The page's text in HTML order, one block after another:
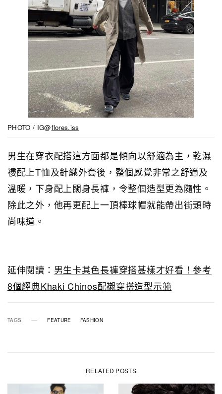
PHOTO / IG@flores.iss
男生在穿衣配搭這方面都是傾向以舒適為主，乾濕
褸配上T恤及針織外套後，整個感覺非常之舒適及
溫暖，下身配上闊身長褲，令整個造型更為隨性。
除此之外，他再更配上一頂棒球帽就能帶出街頭時
尚味道。
延伸閱讀： 男生卡其色長褲穿搭甚樣才好看！參考
8個經典Khaki Chinos配襯穿搭造型示範
TAGS FEATURE FASHION
RELATED POSTS